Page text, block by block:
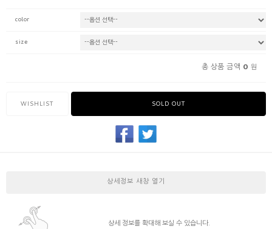
color
size
총 상품 금액 0 원
WISHLIST SOLD OUT
상세정보 새창 열기
상세 정보를 확대해 보실 수 있습니다.